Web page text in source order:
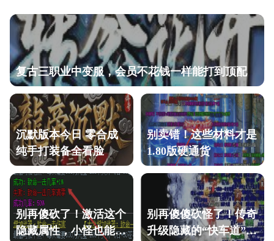
复古三职业中变服，会员不花钱一样能打到顶配
沉默版本今日 零合成
纯手打装备全看脸
别卖错！这些材料才是
1.80版硬通货
别再傻砍了！激活这个
隐藏属性，小怪也能一
别再傻傻砍怪了！传奇
升级隐藏的“快车道”在